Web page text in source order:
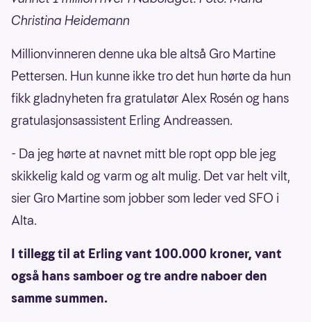
Christina Heidemann
Millionvinneren denne uka ble altså Gro Martine
Pettersen. Hun kunne ikke tro det hun hørte da hun
fikk gladnyheten fra gratulatør Alex Rosén og hans
gratulasjonsassistent Erling Andreassen.
- Da jeg hørte at navnet mitt ble ropt opp ble jeg
skikkelig kald og varm og alt mulig. Det var helt vilt,
sier Gro Martine som jobber som leder ved SFO i
Alta.
I tillegg til at Erling vant 100.000 kroner, vant
også hans samboer og tre andre naboer den
samme summen.